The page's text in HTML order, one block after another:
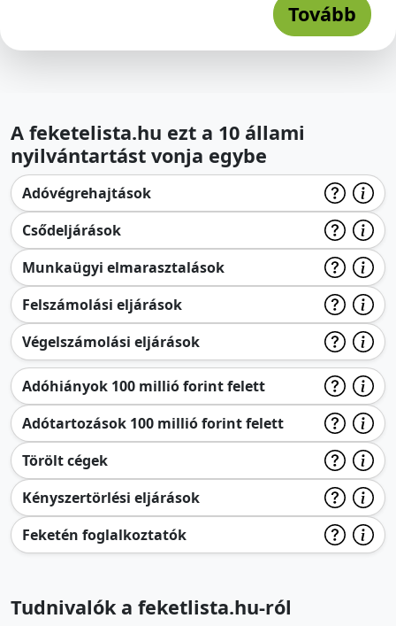
Tovább
A feketelista.hu ezt a 10 állami
nyilvántartást vonja egybe
Adóvégrehajtások
Csődeljárások
Munkaügyi elmarasztalások
Felszámolási eljárások
Végelszámolási eljárások
Adóhiányok 100 millió forint felett
Adótartozások 100 millió forint felett
Törölt cégek
Kényszertörlési eljárások
Feketén foglalkoztatók
Tudnivalók a feketlista.hu-ról